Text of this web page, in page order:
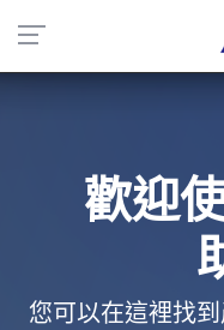
歡迎
您可以在這裡找